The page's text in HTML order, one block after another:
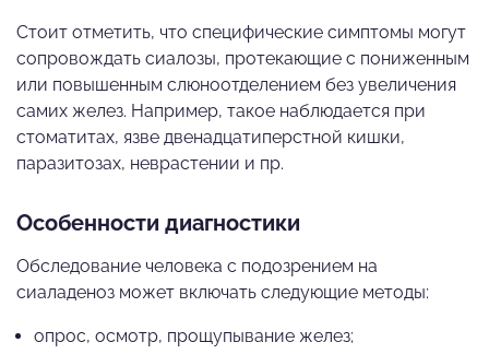
Стоит отметить, что специфические симптомы могут
сопровождать сиалозы, протекающие с пониженным
или повышенным слюноотделением без увеличения
самих желез. Например, такое наблюдается при
стоматитах, язве двенадцатиперстной кишки,
паразитозах, неврастении и пр.
Особенности диагностики
Обследование человека с подозрением на
сиаладеноз может включать следующие методы:
опрос, осмотр, прощупывание желез;